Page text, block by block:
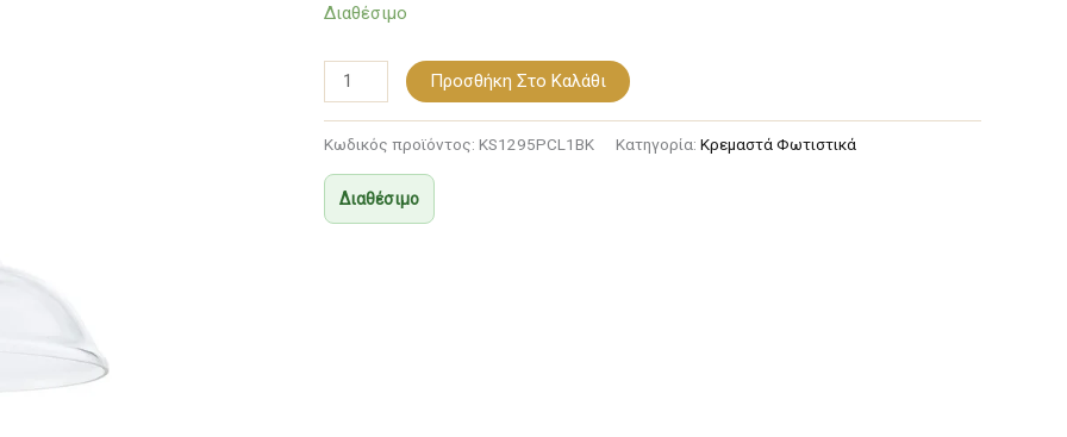
Διαθέσιμο
Προσθήκη Στο Καλάθι
Κωδικός προϊόντος: KS1295PCL1BK Κατηγορία: Κρεμαστά Φωτιστικά
Διαθέσιμο